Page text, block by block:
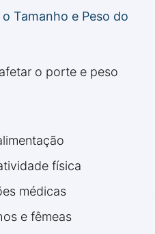
Tamanho e Peso do
o porte e peso
física
médicas
e fêmeas